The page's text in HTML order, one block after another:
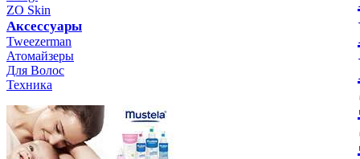
ZO Skin
Aксессуары
Tweezerman
Атомайзеры
Для Волос
Техника